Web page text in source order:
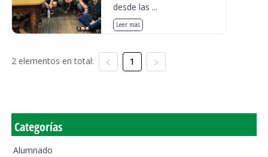
desde las ...
Leer más
2 elementos en total: 1
Categorías
Alumnado